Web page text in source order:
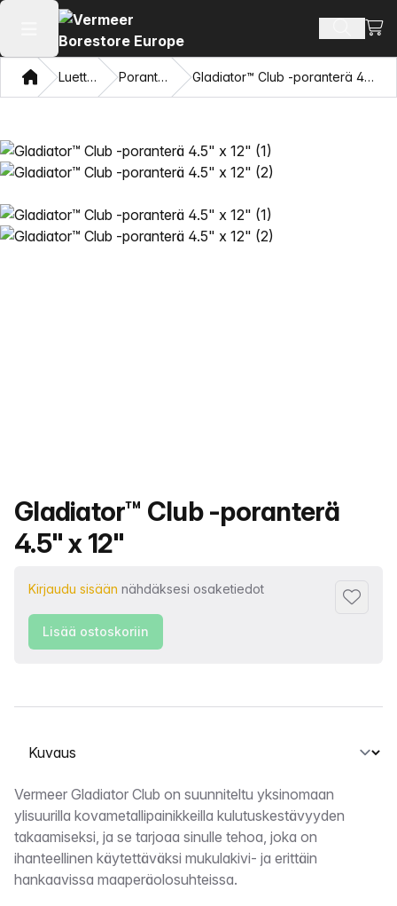
Avaa päävalikko Hae
Koti Luettelo Poranterät Gladiator™ Club -poranterä 4.5" x 12"
Tuotteen nimi
Gladiator™ Club -poranterä
4.5" x 12"
Kirjaudu sisään nähdäksesi osaketiedot
Lisää
Lisää ostoskoriin
Valitse välilehti
Kuvaus
Vermeer Gladiator Club on suunniteltu yksinomaan
ylisuurilla kovametallipainikkeilla kulutuskestävyyden
takaamiseksi, ja se tarjoaa sinulle tehoa, joka on
ihanteellinen käytettäväksi mukulakivi- ja erittäin
hankaavissa maaperäolosuhteissa.